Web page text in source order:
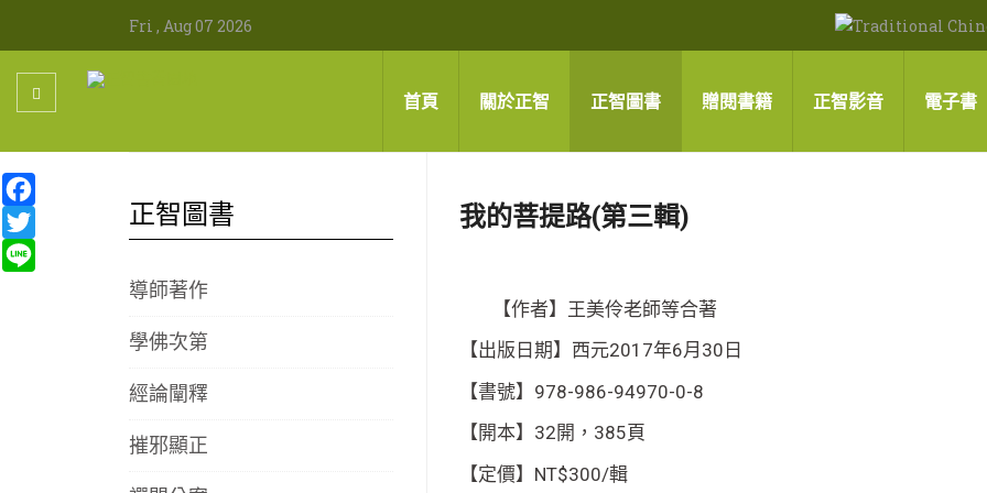
Fri , Aug 07 2026
首頁 關於正智 正智圖書 贈閱書籍 正智影音 電子書
我的菩提路(第三輯)
【作者】王美伶老師等合著
【出版日期】西元2017年6月30日
【書號】978-986-94970-0-8
【開本】32開，385頁
【定價】NT$300/輯
正智圖書
導師著作
學佛次第
經論闡釋
摧邪顯正